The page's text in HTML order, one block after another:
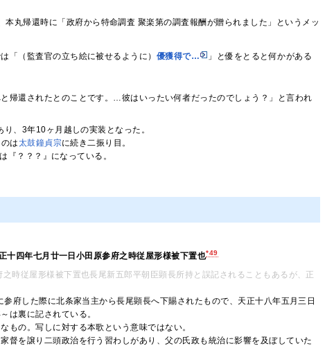
丸帰還時に「政府から特命調査 聚楽第の調査報酬が贈られました」というメッ
「（監査官の立ち絵に被せるように） 優獲得で…
」と優をとると何かがある
帰還されたとのことです。…彼はいったい何者だったのでしょう？」と言われ
、3年10ヶ月越しの実装となった。
は太鼓鐘貞宗に続き二振り目。
『？？？』になっている。
四年七月廿一日小田原参府之時従屋形様被下置也*49
時従屋形様被下置也長尾新五郎平朝臣顕長所持と誤記されることもあるが、正
府した際に北条家当主から長尾顕長へ下賜されたもので、天正十八年五月三日
は裏に記されている。
もの。写しに対する本歌という意味ではない。
督を譲り二頭政治を行う習わしがあり、父の氏政も統治に影響を及ぼしていた